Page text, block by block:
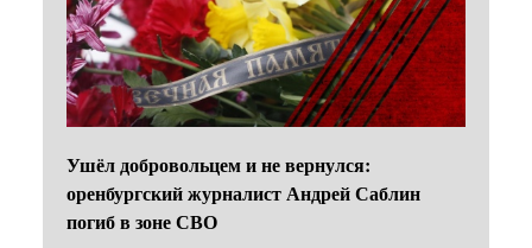
Ушёл добровольцем и не вернулся:
оренбургский журналист Андрей Саблин
погиб в зоне СВО